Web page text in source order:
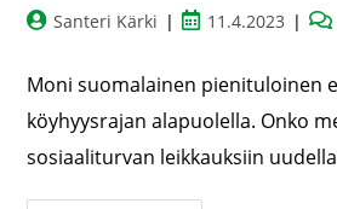
Santeri Kärki 11.4.2023
Moni suomalainen pienituloinen
köyhyysrajan alapuolella. Onko
sosiaaliturvan leikkauksiin